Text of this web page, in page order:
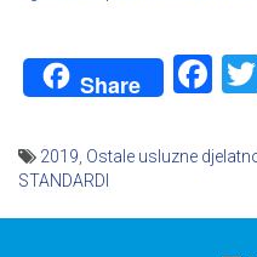
Share
2019 Ostale usluzne
STANDARDI